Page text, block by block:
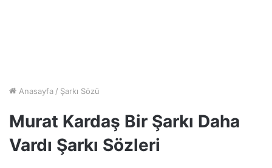
Anasayfa / Şarkı Sözü
Murat Kardaş Bir Şarkı Daha
Vardı Şarkı Sözleri